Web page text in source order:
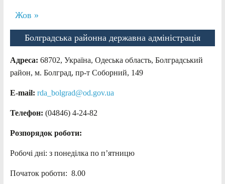
Жов »
Болградська районна державна адміністрація
Адреса: 68702, Україна, Одеська область, Болградський
район, м. Болград, пр-т Соборний, 149
E-mail: rda_bolgrad@od.gov.ua
Телефон: (04846) 4-24-82
Розпорядок роботи:
Робочі дні: з понеділка по п’ятницю
Початок роботи: 8.00